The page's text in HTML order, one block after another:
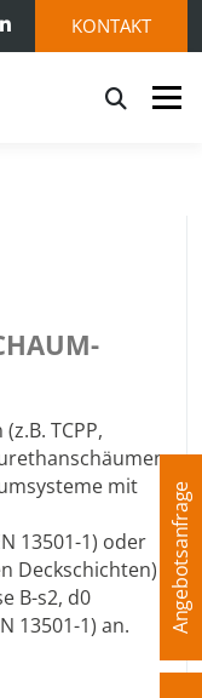
KONTAKT
Menü
TCPP,
mit
13501-1) oder
Deckschichten)
B-s2, d0
13501-1) an.
Angebotsanfrage